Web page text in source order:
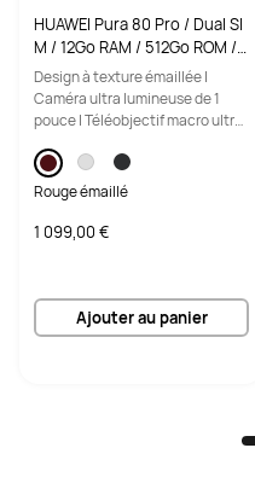
HUAWEI Pura 80 Pro / Dual SI
M / 12Go RAM / 512Go ROM /
AppGallery / Rouge émaillé /
Capteur Ultra Chroma / Téléo
bjectif macro / Smartphone
Design à texture émaillée |
Caméra ultra lumineuse de 1
pouce | Téléobjectif macro ultra
Rouge émaillé
1 099,00 €
Ajouter au panier